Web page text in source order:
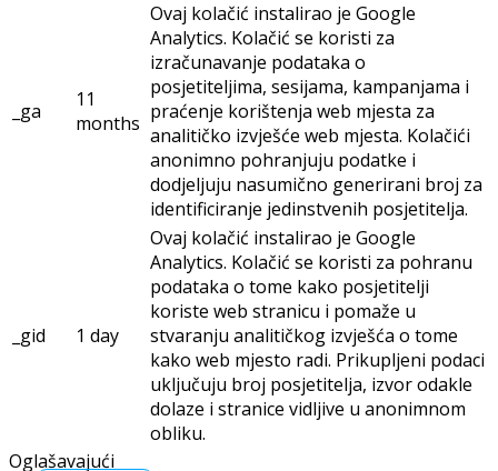
_ga
11
months
Ovaj kolačić instalirao je Google
Analytics. Kolačić se koristi za
izračunavanje podataka o
posjetiteljima, sesijama, kampanjama i
praćenje korištenja web mjesta za
analitičko izvješće web mjesta. Kolačići
anonimno pohranjuju podatke i
dodjeljuju nasumično generirani broj za
identificiranje jedinstvenih posjetitelja.
_gid 1 day
Ovaj kolačić instalirao je Google
Analytics. Kolačić se koristi za pohranu
podataka o tome kako posjetitelji
koriste web stranicu i pomaže u
stvaranju analitičkog izvješća o tome
kako web mjesto radi. Prikupljeni podaci
uključuju broj posjetitelja, izvor odakle
dolaze i stranice vidljive u anonimnom
obliku.
Oglašavajući